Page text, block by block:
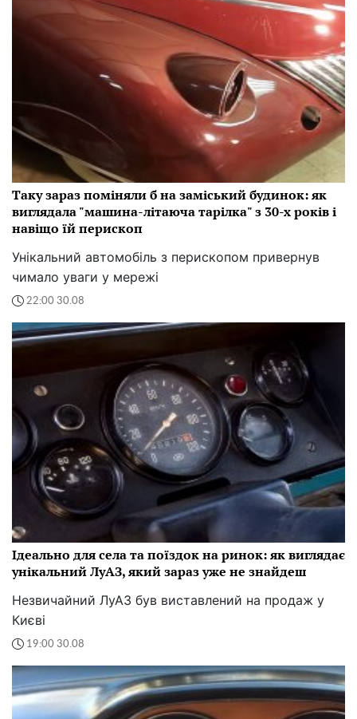
Таку зараз поміняли б на заміський будинок: як
виглядала "машина-літаюча тарілка" з 30-х років і
навіщо їй перископ
Унікальний автомобіль з перископом привернув
чимало уваги у мережі
22:00 30.08
Ідеально для села та поїздок на ринок: як виглядає
унікальний ЛуАЗ, який зараз уже не знайдеш
Незвичайний ЛуАЗ був виставлений на продаж у
Києві
19:00 30.08